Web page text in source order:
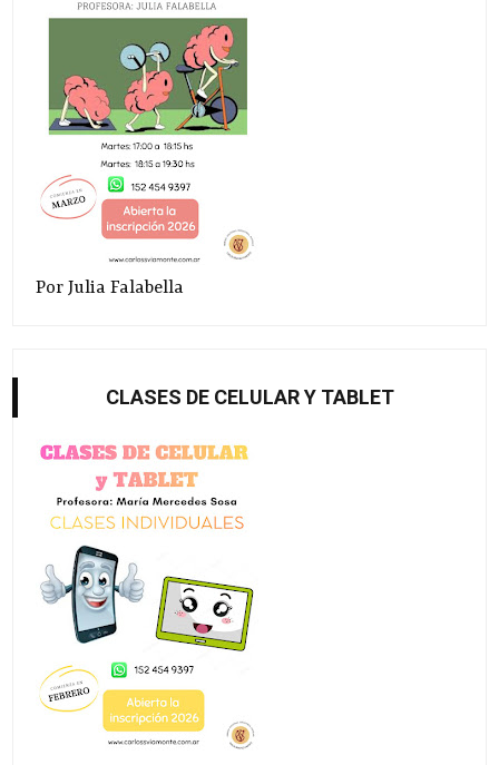
Por Julia Falabella
CLASES DE CELULAR Y TABLET